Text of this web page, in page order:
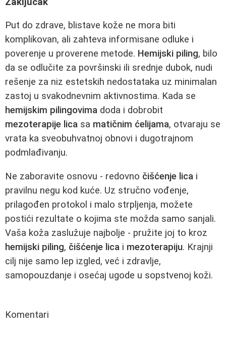
Put do zdrave, blistave kože ne mora biti
komplikovan, ali zahteva informisane odluke i
poverenje u proverene metode. Hemijski piling, bilo
da se odlučite za površinski ili srednje dubok, nudi
rešenje za niz estetskih nedostataka uz minimalan
zastoj u svakodnevnim aktivnostima. Kada se
hemijskim pilingovima doda i dobrobit
mezoterapije lica sa matičnim ćelijama, otvaraju se
vrata ka sveobuhvatnoj obnovi i dugotrajnom
podmlađivanju.
Ne zaboravite osnovu - redovno čišćenje lica i
pravilnu negu kod kuće. Uz stručno vođenje,
prilagođen protokol i malo strpljenja, možete
postići rezultate o kojima ste možda samo sanjali.
Vaša koža zaslužuje najbolje - pružite joj to kroz
hemijski piling, čišćenje lica i mezoterapiju. Krajnji
cilj nije samo lep izgled, već i zdravlje,
samopouzdanje i osećaj ugode u sopstvenoj koži.
Komentari